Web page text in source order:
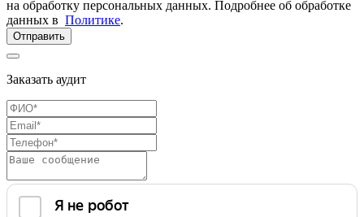
на обработку персональных данных. Подробнее об обработке
данных в Политике.
Отправить
Заказать аудит